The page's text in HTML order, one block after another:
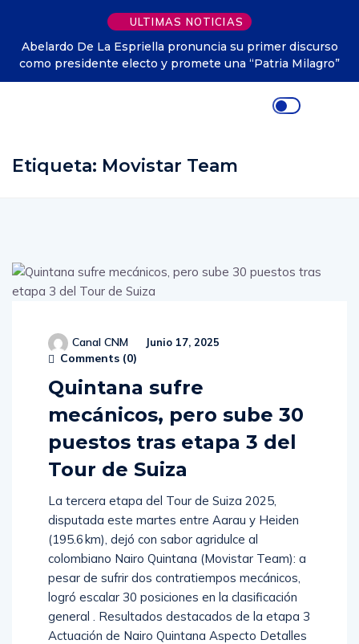
ULTIMAS NOTICIAS
Abelardo De La Espriella pronuncia su primer discurso
como presidente electo y promete una “Patria Milagro”
Etiqueta: Movistar Team
Canal CNM Junio 17, 2025
Comments (0)
Quintana sufre
mecánicos, pero sube 30
puestos tras etapa 3 del
Tour de Suiza
La tercera etapa del Tour de Suiza 2025,
disputada este martes entre Aarau y Heiden
(195.6 km), dejó con sabor agridulce al
colombiano Nairo Quintana (Movistar Team): a
pesar de sufrir dos contratiempos mecánicos,
logró escalar 30 posiciones en la clasificación
general . Resultados destacados de la etapa 3
Actuación de Nairo Quintana Aspecto Detalles